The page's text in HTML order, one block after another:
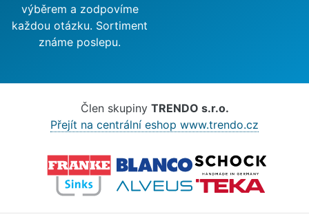
výběrem a zodpovíme
každou otázku. Sortiment
známe poslepu.
Člen skupiny TRENDO s.r.o.
Přejít na centrální eshop www.trendo.cz